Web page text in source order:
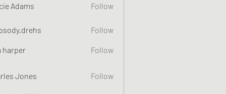
Adams Follow
Follow
harper Follow
Jones Follow